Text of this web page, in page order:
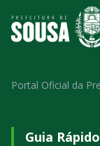
Portal Oficial da
Guia Rápido